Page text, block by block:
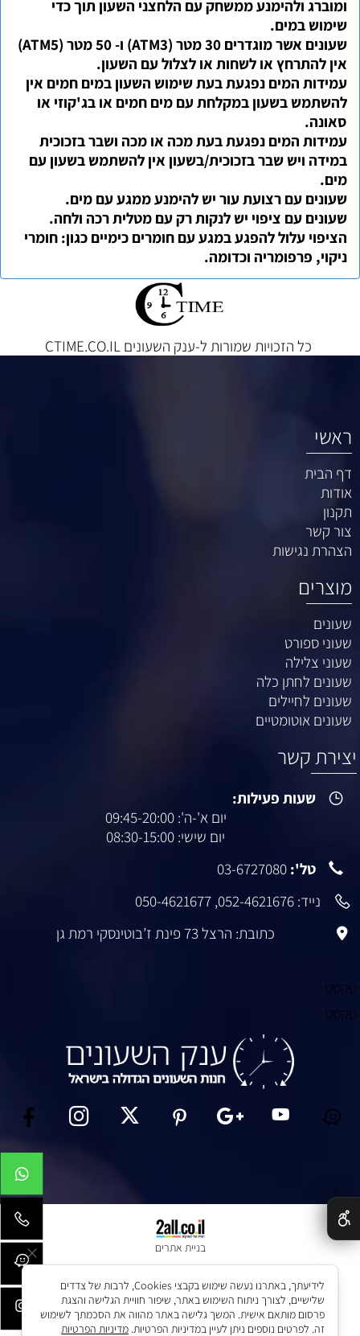
ומוברג ולהימנע ממשחק עם הלחצני השעון תוך כדי
שימוש במים.
שעונים אשר מוגדרים 30 מטר (ATM3) ו- 50 מטר (ATM5)
אין להתרחץ או לשחות או לצלול עם השעון.
עמידות המים נפגעת בעת שימוש השעון במים חמים אין
להשתמש בשעון במקלחת עם מים חמים או בג'קוזי או
סאונה.
עמידות המים נפגעת בעת מכה או מכה ושבר בזכוכית
במידה ויש שבר בזכוכית/בשעון אין להשתמש בשעון עם
מים.
שעונים עם רצועת עור יש להימנע ממגע עם מים.
שעונים עם ציפוי יש לנקות רק עם מטלית רכה ולחה.
הציפוי עלול להפגע במגע עם חומרים כימיים כגון: חומרי
ניקוי, פרפומריה וכדומה.
כל הזכויות שמורות ל-ענק השעונים CTIME.CO.IL
ראשי
דף הבית
אודות
תקנון
צור קשר
הצהרת נגישות
מוצרים
שעונים
שעוני ספורט
שעוני צלילה
שעונים לחתן כלה
שעונים לחיילים
שעונים אוטומטיים
יצירת קשר
שעות פעילות:
יום א'-ה': 09:45-20:00
יום שישי: 08:30-15:00
טל': 03-6727080
נייד: 052-4621676
,
050-4621677
כתובת: הרצל 73 פינת ז’בוטינסקי רמת גן
טקסט
טקסט
בניית אתרים
לידיעתך, באתרנו נעשה שימוש בקבצי Cookies, לרבות של צדדים
שלישיים, לצורך ניתוח השימוש באתר, שיפור חוויית הגלישה והצגת
פרסום מותאם אישית. המשך גלישה באתר מהווה את הסכמתך לשימוש
זה. לפרטים נוספים ניתן לעיין במדיניות הפרטיות. מדיניות הפרטיות